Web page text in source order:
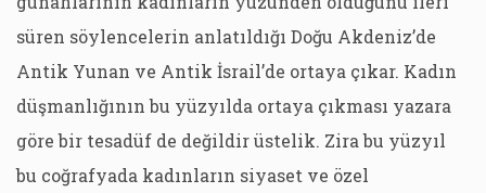
süren söylencelerin anlatıldığı Doğu Akdeniz’de
Antik Yunan ve Antik İsrail’de ortaya çıkar. Kadın
düşmanlığının bu yüzyılda ortaya çıkması yazara
göre bir tesadüf de değildir üstelik. Zira bu yüzyıl
bu coğrafyada kadınların siyaset ve özel